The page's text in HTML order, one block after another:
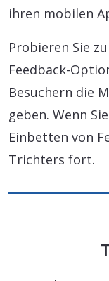
ihren mobilen
Probieren Sie
Feedback-
Besuchern die
geben. Wenn
Einbetten von
Trichters fort.